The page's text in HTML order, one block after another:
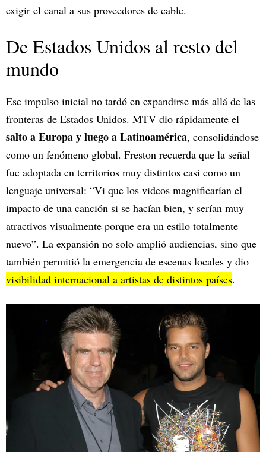
exigir el canal a sus proveedores de cable.
De Estados Unidos al resto del
mundo
Ese impulso inicial no tardó en expandirse más allá de las
fronteras de Estados Unidos. MTV dio rápidamente el
salto a Europa y luego a Latinoamérica, consolidándose
como un fenómeno global. Freston recuerda que la señal
fue adoptada en territorios muy distintos casi como un
lenguaje universal: “Vi que los videos magnificarían el
impacto de una canción si se hacían bien, y serían muy
atractivos visualmente porque era un estilo totalmente
nuevo”. La expansión no solo amplió audiencias, sino que
también permitió la emergencia de escenas locales y dio
visibilidad internacional a artistas de distintos países.